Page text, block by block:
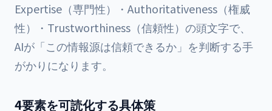
Expertise（専門性）・Authoritativeness（権威
性）・Trustworthiness（信頼性）の頭文字で、
AIが「この情報源は信頼できるか」を判断する手
がかりになります。
4要素を可読化する具体策